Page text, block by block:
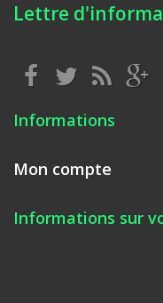
Lettre
Informations
Mon compte
Informations sur